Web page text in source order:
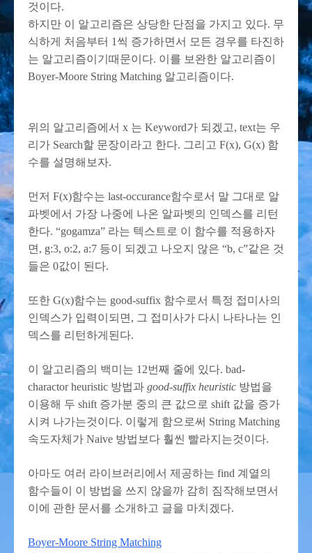
것이다.
하지만 이 알고리즘은 상당한 단점을 가지고 있다. 무
식하게 처음부터 1씩 증가하면서 모든 경우를 타진하
는 알고리즘이기때문이다. 이를 보완한 알고리즘이
Boyer-Moore String Matching 알고리즘이다.
위의 알고리즘에서 x 는 Keyword가 되겠고, text는 우
리가 Search할 문장이라고 한다. 그리고 F(x), G(x) 함
수를 설명해보자.
먼저 F(x)함수는 last-occurance함수로서 말 그대로 알
파벳에서 가장 나중에 나온 알파벳의 인덱스를 리턴
한다. “gogamza” 라는 텍스트로 이 함수를 적용하자
면, g:3, o:2, a:7 등이 되겠고 나오지 않은 “b, c”같은 것
들은 0값이 된다.
또한 G(x)함수는 good-suffix 함수로서 특정 접미사의
인덱스가 입력이되면, 그 접미사가 다시 나타나는 인
덱스를 리턴하게된다.
이 알고리즘의 백미는 12번째 줄에 있다. bad-
charactor heuristic 방법과 good-suffix heuristic 방법을
이용해 두 shift 증가분 중의 큰 값으로 shift 값을 증가
시켜 나가는것이다. 이렇게 함으로써 String Matching
속도자체가 Naive 방법보다 훨씬 빨라지는것이다.
아마도 여러 라이브러리에서 제공하는 find 계열의
함수들이 이 방법을 쓰지 않을까 감히 짐작해보면서
이에 관한 문서를 소개하고 글을 마치겠다.
Boyer-Moore String Matching